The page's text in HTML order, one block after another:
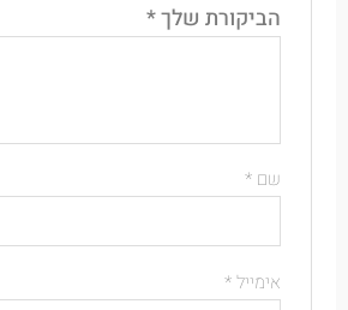
הביקורת שלך*
שם *
אימייל*